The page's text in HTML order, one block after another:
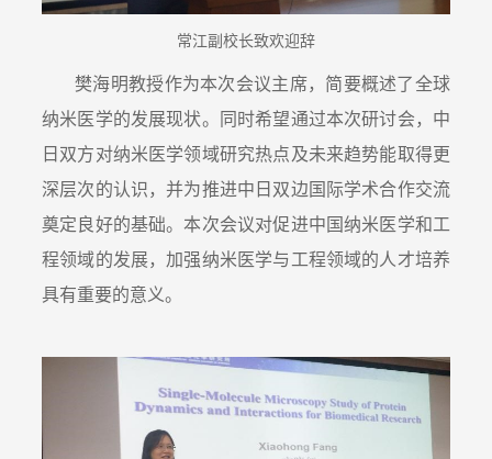
常江副校长致欢迎辞
樊海明教授作为本次会议主席，简要概述了全球
纳米医学的发展现状。同时希望通过本次研讨会，中
日双方对纳米医学领域研究热点及未来趋势能取得更
深层次的认识，并为推进中日双边国际学术合作交流
奠定良好的基础。本次会议对促进中国纳米医学和工
程领域的发展，加强纳米医学与工程领域的人才培养
具有重要的意义。